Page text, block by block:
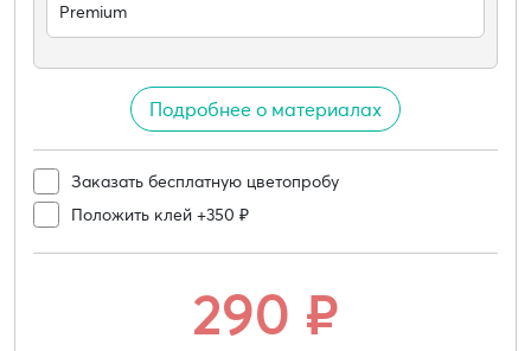
Premium
Подробнее о материалах
Заказать бесплатную цветопробу
Положить клей +350 ₽
290 ₽